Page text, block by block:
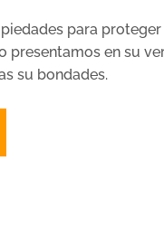
para proteger
presentamos en su
su bondades.